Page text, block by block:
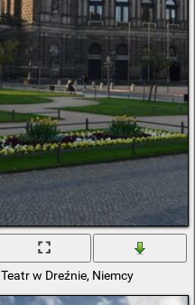
Teatr w Dreźnie, Niemcy